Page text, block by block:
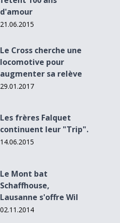
d'amour
21.06.2015
pour augmenter sa relève
Le Cross cherche une
locomotive pour
augmenter sa relève
29.01.2017
leur &quot;Trip&quot;.
Les frères Falquet
continuent leur "Trip".
14.06.2015
s&#039;offre Wil
Le Mont bat
Schaffhouse,
Lausanne s'offre Wil
02.11.2014